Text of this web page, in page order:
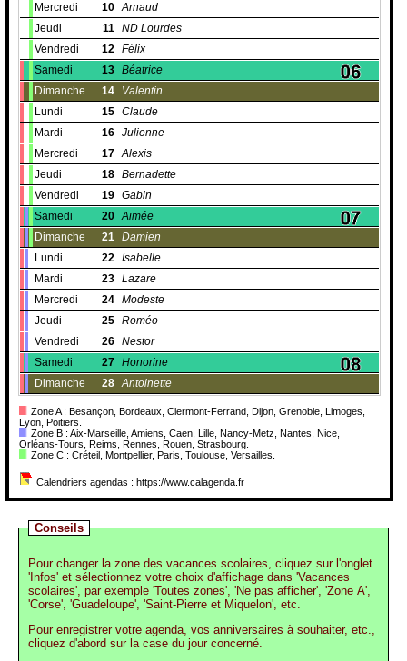
Mercredi
10 Arnaud
Jeudi
11 ND Lourdes
Vendredi
12 Félix
Samedi
13 Béatrice
Dimanche
14
Valentin
Lundi
15 Claude
Mardi
16 Julienne
Mercredi
17 Alexis
Jeudi
18 Bernadette
Vendredi
19 Gabin
Samedi
20 Aimée
Dimanche
21 Damien
Lundi
22 Isabelle
Mardi
23 Lazare
Mercredi
24 Modeste
Jeudi
25 Roméo
Vendredi
26 Nestor
Samedi
27 Honorine
Dimanche
28 Antoinette
Zone A : Besançon, Bordeaux, Clermont-Ferrand, Dijon, Grenoble, Limoges,
Lyon, Poitiers.
Zone B : Aix-Marseille, Amiens, Caen, Lille, Nancy-Metz, Nantes, Nice,
Orléans-Tours, Reims, Rennes, Rouen, Strasbourg.
Zone C : Créteil, Montpellier, Paris, Toulouse, Versailles.
Calendriers agendas : https://www.calagenda.fr
Conseils
Pour changer la zone des vacances scolaires, cliquez sur l'onglet
'Infos' et sélectionnez votre choix d'affichage dans 'Vacances
scolaires', par exemple 'Toutes zones', 'Ne pas afficher', 'Zone A',
'Corse', 'Guadeloupe', 'Saint-Pierre et Miquelon', etc.
Pour enregistrer votre agenda, vos anniversaires à souhaiter, etc.,
cliquez d'abord sur la case du jour concerné.